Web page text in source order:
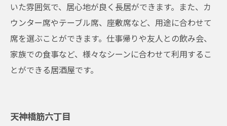
いた雰囲気で、居心地が良く長居ができます。また、カ
ウンター席やテーブル席、座敷席など、用途に合わせて
席を選ぶことができます。仕事帰りや友人との飲み会、
家族での食事など、様々なシーンに合わせて利用するこ
とができる居酒屋です。
天神橋筋六丁目